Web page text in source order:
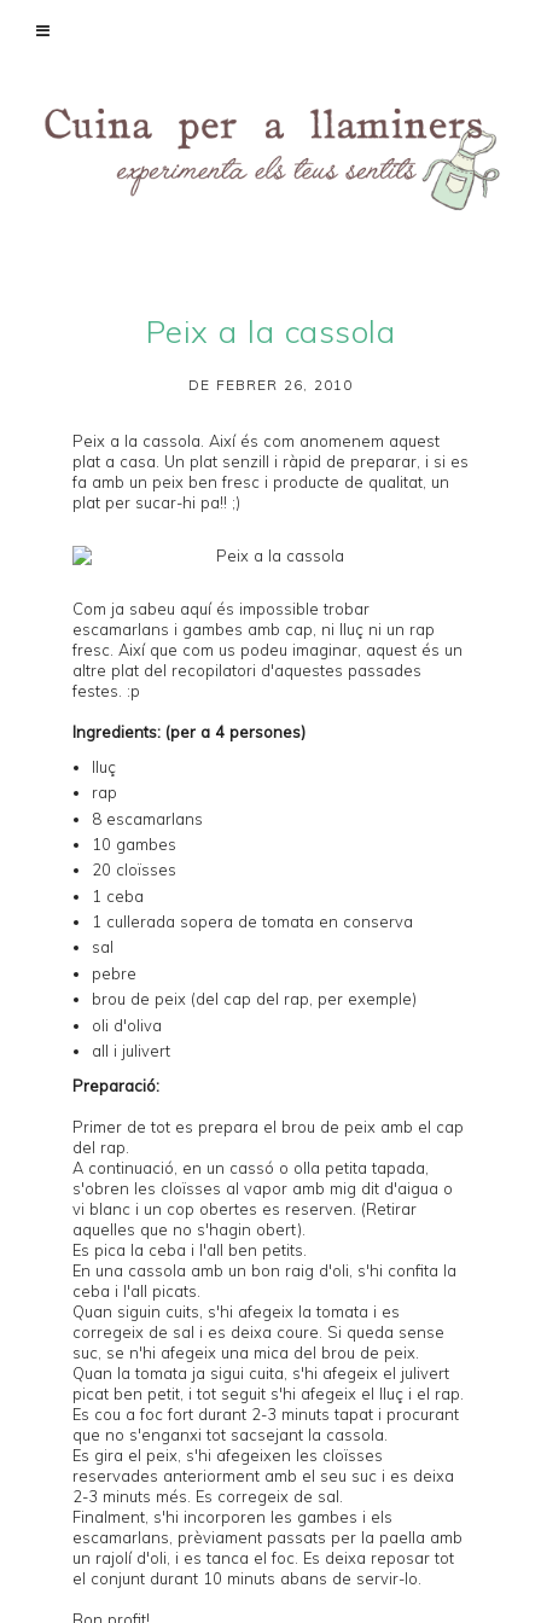
Peix a la cassola
DE FEBRER 26, 2010
Peix a la cassola. Així és com anomenem aquest
plat a casa. Un plat senzill i ràpid de preparar, i si es
fa amb un peix ben fresc i producte de qualitat, un
plat per sucar-hi pa!! ;)
Com ja sabeu aquí és impossible trobar
escamarlans i gambes amb cap, ni lluç ni un rap
fresc. Així que com us podeu imaginar, aquest és un
altre plat del recopilatori d'aquestes passades
festes. :p
Ingredients: (per a 4 persones)
lluç
rap
8 escamarlans
10 gambes
20 cloïsses
1 ceba
1 cullerada sopera de tomata en conserva
sal
pebre
brou de peix (del cap del rap, per exemple)
oli d'oliva
all i julivert
Preparació:
Primer de tot es prepara el brou de peix amb el cap
del rap.
A continuació, en un cassó o olla petita tapada,
s'obren les cloïsses al vapor amb mig dit d'aigua o
vi blanc i un cop obertes es reserven. (Retirar
aquelles que no s'hagin obert).
Es pica la ceba i l'all ben petits.
En una cassola amb un bon raig d'oli, s'hi confita la
ceba i l'all picats.
Quan siguin cuits, s'hi afegeix la tomata i es
corregeix de sal i es deixa coure. Si queda sense
suc, se n'hi afegeix una mica del brou de peix.
Quan la tomata ja sigui cuita, s'hi afegeix el julivert
picat ben petit, i tot seguit s'hi afegeix el lluç i el rap.
Es cou a foc fort durant 2-3 minuts tapat i procurant
que no s'enganxi tot sacsejant la cassola.
Es gira el peix, s'hi afegeixen les cloïsses
reservades anteriorment amb el seu suc i es deixa
2-3 minuts més. Es corregeix de sal.
Finalment, s'hi incorporen les gambes i els
escamarlans, prèviament passats per la paella amb
un rajolí d'oli, i es tanca el foc. Es deixa reposar tot
el conjunt durant 10 minuts abans de servir-lo.